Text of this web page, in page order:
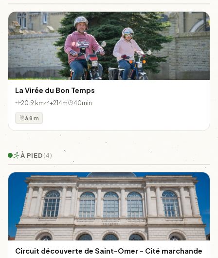
La Virée du Bon Temps
20.9 km +214m 40min
à 8 m
À PIED(4)
Circuit découverte de Saint-Omer - Cité marchande